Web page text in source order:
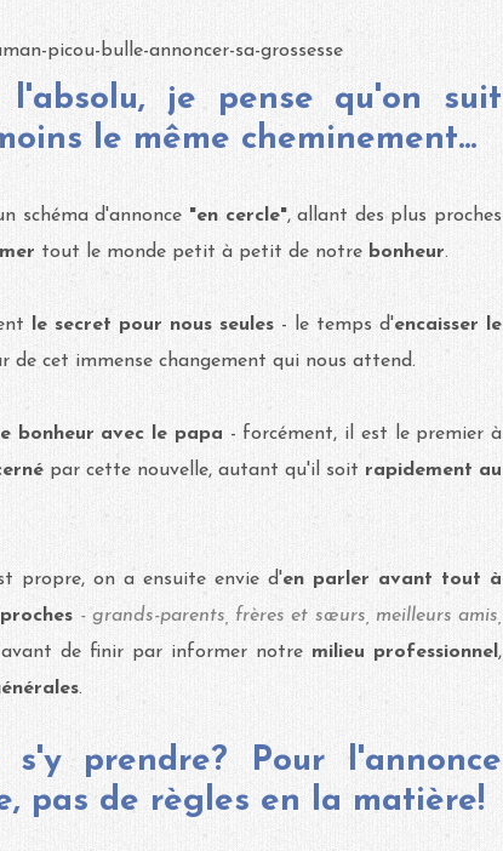
l'absolu, je pense qu'on suit
le même cheminement...
schéma d'annonce "en cercle", allant des plus proches
tout le monde petit à petit de notre bonheur.
le secret pour nous seules - le temps d'encaisser le
de cet immense changement qui nous attend.
bonheur avec le papa - forcément, il est le premier à
par cette nouvelle, autant qu'il soit rapidement au
propre, on a ensuite envie d'en parler avant tout à
- grands-parents, frères et sœurs, meilleurs amis,
avant de finir par informer notre milieu professionnel ,
.
s'y prendre? Pour l'annonce
pas de règles en la matière!